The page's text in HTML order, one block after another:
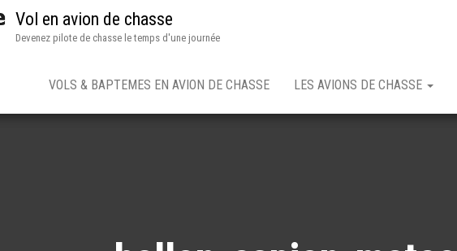
Vol en avion de chasse
Devenez pilote de chasse le temps d'une journée
VOLS & BAPTEMES EN AVION DE CHASSE LES AVIONS DE CHASSE